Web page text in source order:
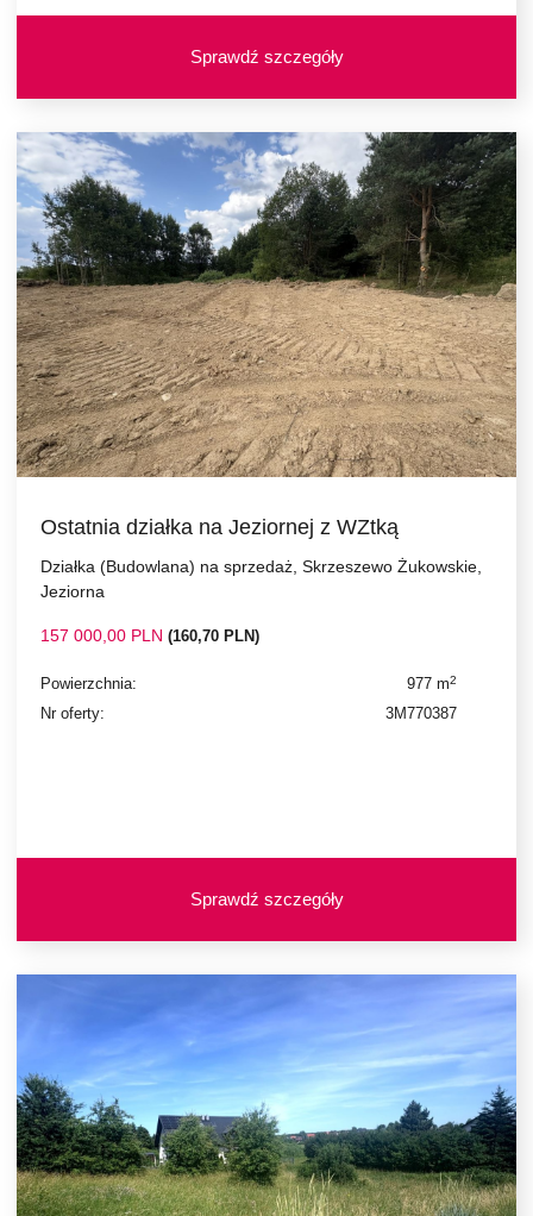
Sprawdź szczegóły
Ostatnia działka na Jeziornej z WZtką
Działka (Budowlana) na sprzedaż, Skrzeszewo Żukowskie,
Jeziorna
157 000,00 PLN (160,70 PLN)
Powierzchnia: 977 m2
Nr oferty: 3M770387
Sprawdź szczegóły